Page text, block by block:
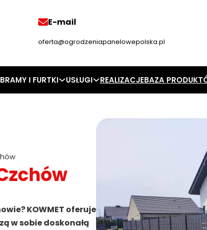
E-mail
oferta@ogrodzeniapanelowepolska.pl
BRAMY I FURTKI USŁUGI REALIZACJEBAZA
KOWMET oferuje
w sobie doskonałą